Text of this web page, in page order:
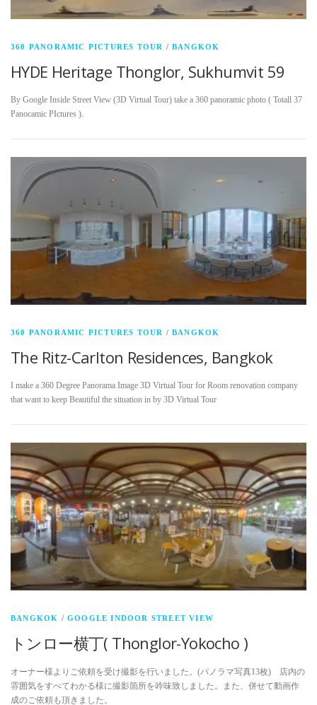
360 PANORAMIC PICTURES TOUR /BANGKOK
HYDE Heritage Thonglor, Sukhumvit 59
By Google Inside Street View (3D Virtual Tour) take a 360 panoramic photo ( Totall 37
Panocamic PIctures ).
360 PANORAMIC PICTURES TOUR /BANGKOK
The Ritz-Carlton Residences, Bangkok
I make a 360 Degree Panorama Image 3D Virtual Tour for Room renovation company
that want to keep Beautiful the situation in by 3D Virtual Tour
BANGKOK /GOOGLE INDOOR STREET VIEW
トンロー横丁( Thonglor-Yokocho )
オーナー様よりご依頼を受け撮影を行いました。(パノラマ写真13枚) 店内の
雰囲気をすべてわかる様に撮影箇所を吟味致しました。また、併せて動画作
成のご依頼も頂きました。